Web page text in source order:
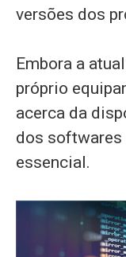
versões dos
Embora a
próprio
acerca da
dos softwares
essencial.